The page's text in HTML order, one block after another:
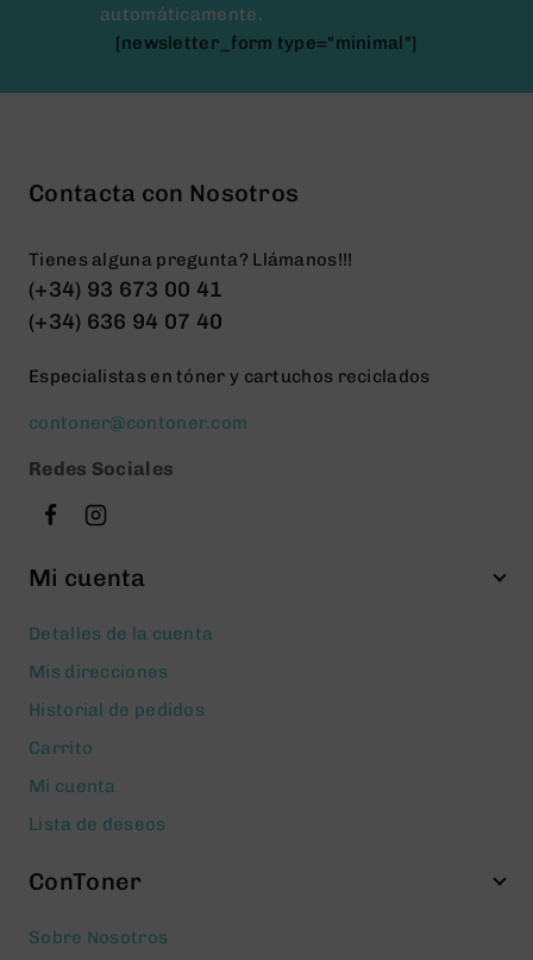
automáticamente.
[newsletter_form type="minimal"]
Contacta con Nosotros
Tienes alguna pregunta? Llámanos!!!
(+34) 93 673 00 41
(+34) 636 94 07 40
Especialistas en tóner y cartuchos reciclados
contoner@contoner.com
Redes Sociales
Mi cuenta
Detalles de la cuenta
Mis direcciones
Historial de pedidos
Carrito
Mi cuenta
Lista de deseos
ConToner
Sobre Nosotros